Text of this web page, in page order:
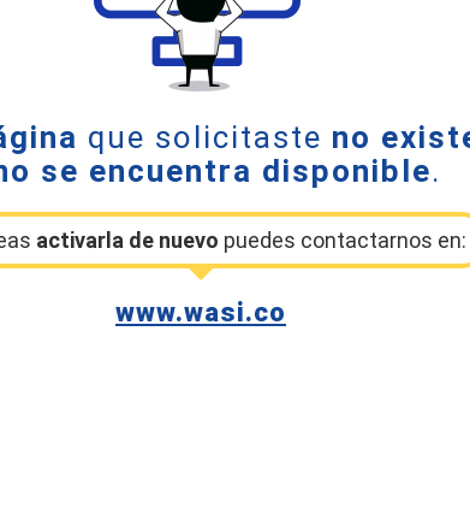
que solicitaste no
se encuentra disponible.
activarla de nuevo puedes contactarnos en:
www.wasi.co